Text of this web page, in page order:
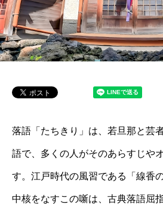
落語「たちきり」は、若旦那と芸
語で、多くの人がそのあらすじや
す。江戸時代の風習である「線香
中核をなすこの噺は、古典落語屈